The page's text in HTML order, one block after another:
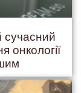
сучасний
онкології